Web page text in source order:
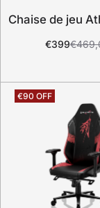
Chaise de jeu
€399